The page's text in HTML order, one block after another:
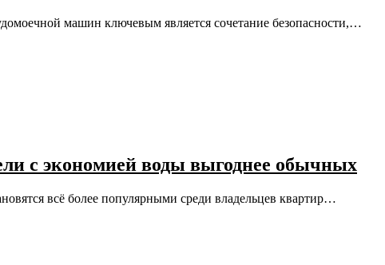
машин ключевым является сочетание безопасности,…
с экономией воды выгоднее обычных
всё более популярными среди владельцев квартир…